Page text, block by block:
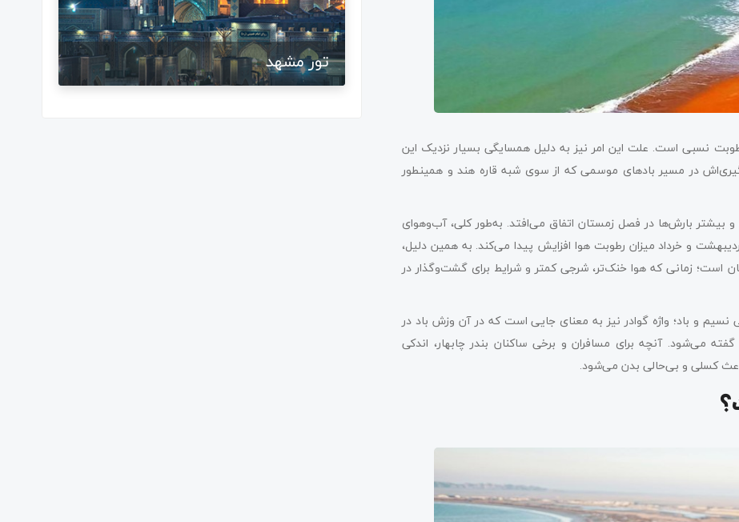
نسبی است. علت این امر نیز به دلیل همسایگی بسیار نزدیک این
گیری‌اش در مسیر بادهای موسمی که از سوی شبه ‌قاره هند و همینطور
بندر چابهار کمتر از ۲۰۰ میلی‌متر است و بیشتر بارش‌ها در فصل زمستان اتفاق می‌افتد. به‌طور کلی، آب‌وهوای
و خرداد میزان رطوبت هوا افزایش پیدا می‌کند. به همین دلیل،
است؛ زمانی که هوا خنک‌تر، شرجی کمتر و شرایط برای گشت‌وگذار در
و باد؛ واژه گوادر نیز به معنای جایی است که در آن وزش باد در
می‌شود. آنچه برای مسافران و برخی ساکنان بندر چابهار، اندکی
کسلی و بی‌حالی بدن می‌شود.
تور مشهد